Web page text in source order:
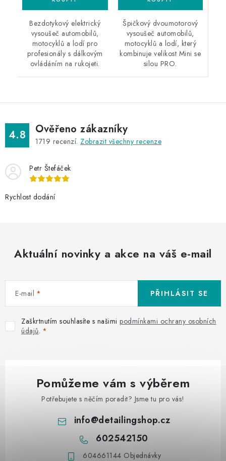
Bezdotykový elektrický
vysoušeč automobilů,
motocyklů a lodí pro
profesionály s dálkovým
ovládáním na rukojeti.
Špičkový dvoumotorový
vysoušeč automobilů,
motocyklů a lodí, který
kombinuje velikost Mini se
silou PRO.
4.8 Ověřeno zákazníky
1719 recenzí. Zobrazit všechny recenze
Petr Štefáček
Rychlost dodání
Aktuální novinky a akce na váš e-mail
E-mail
Zaškrtnutím souhlasíte s našimi podmínkami ochrany osobních
údajů.
PŘIHLÁSIT SE
Pomůžeme vám s výběrem
Potřebujete s něčím poradit? Jsme tu pro vás!
info@detailingshop.cz
602542150
604661144 Objednávky